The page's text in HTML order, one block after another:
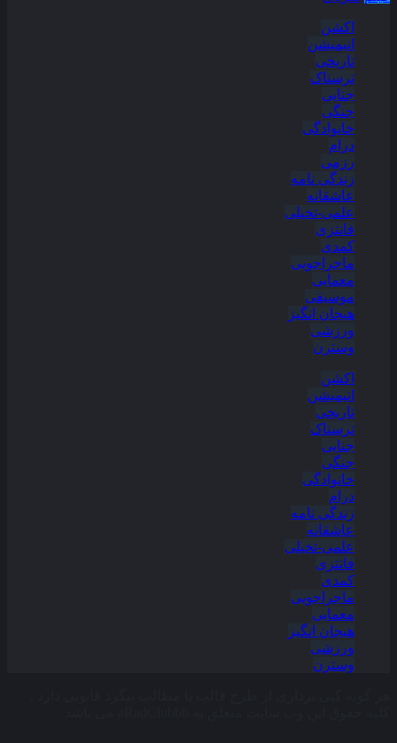
اکشن
انیمیشن
تاریخی
ترسناک
جنایی
جنگی
خانوادگی
درام
رزمی
زندگی نامه
عاشقانه
علمی-تخیلی
فانتزی
کمدی
ماجراجویی
معمایی
موسیقی
هیجان انگیز
ورزشی
وسترن
اکشن
انیمیشن
تاریخی
ترسناک
جنایی
جنگی
خانوادگی
درام
زندگی نامه
عاشقانه
علمی-تخیلی
فانتزی
کمدی
ماجراجویی
معمایی
هیجان انگیز
ورزشی
وسترن